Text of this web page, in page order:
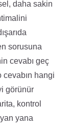
daha sakin
sorusuna
cevabı geç
hangi
görünür
kontrol
yana